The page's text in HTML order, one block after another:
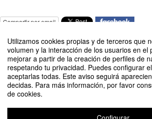
Utilizamos cookies propias y de terceros que
volumen y la interacción de los usuarios en el
mejorar a partir de la creación de perfiles de
respetando tu privacidad. Puedes configurar
aceptarlas todas. Este aviso seguirá
decidas. Para más información, por favor
de cookies.
Compartir por email
Noche Europea de los Investigadores UPM 2026
Innovación, Emprendimiento y Transferencia